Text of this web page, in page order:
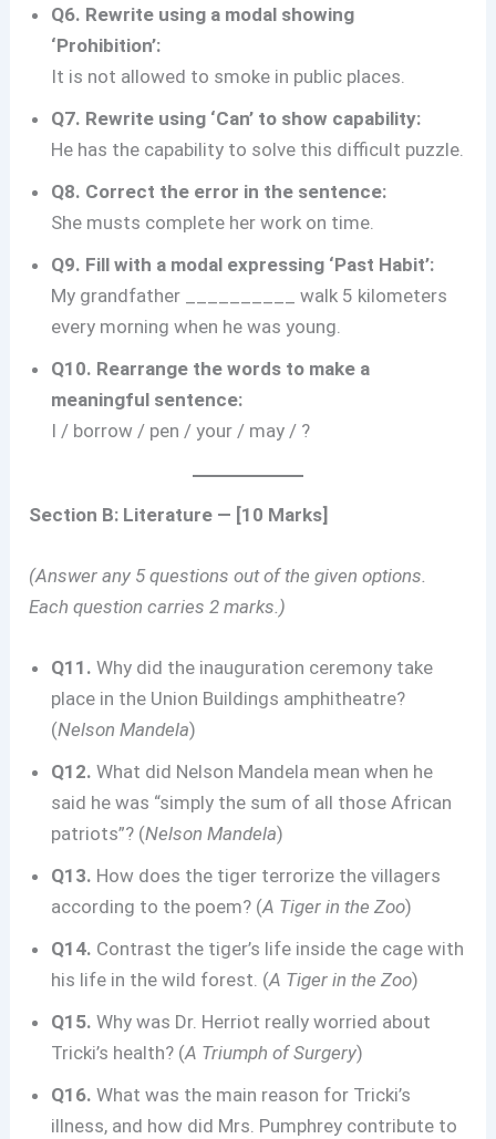
Q6. Rewrite using a modal showing
‘Prohibition’:
It is not allowed to smoke in public places.
Q7. Rewrite using ‘Can’ to show capability:
He has the capability to solve this difficult puzzle.
Q8. Correct the error in the sentence:
She musts complete her work on time.
Q9. Fill with a modal expressing ‘Past Habit’:
My grandfather __________ walk 5 kilometers
every morning when he was young.
Q10. Rearrange the words to make a
meaningful sentence:
I / borrow / pen / your / may / ?
Section B: Literature — [10 Marks]
(Answer any 5 questions out of the given options.
Each question carries 2 marks.)
Q11. Why did the inauguration ceremony take
place in the Union Buildings amphitheatre?
(Nelson Mandela)
Q12. What did Nelson Mandela mean when he
said he was “simply the sum of all those African
patriots”? (Nelson Mandela)
Q13. How does the tiger terrorize the villagers
according to the poem? (A Tiger in the Zoo)
Q14. Contrast the tiger’s life inside the cage with
his life in the wild forest. (A Tiger in the Zoo)
Q15. Why was Dr. Herriot really worried about
Tricki’s health? (A Triumph of Surgery)
Q16. What was the main reason for Tricki’s
illness, and how did Mrs. Pumphrey contribute to